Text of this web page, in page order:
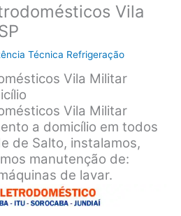
Vila
Técnica Refrigeração
Vila Militar
Vila Militar
a domicílio em todos
de Salto, instalamos,
manutenção de:
de lavar.